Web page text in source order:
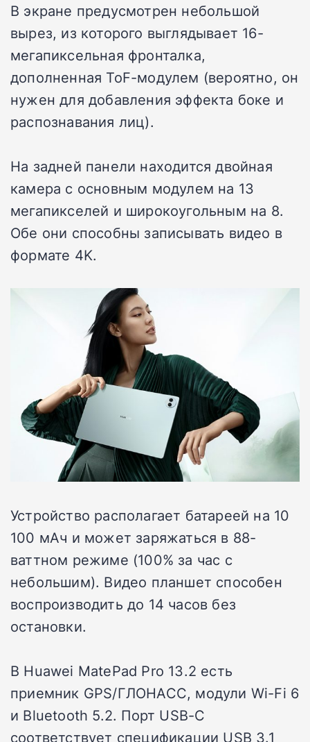
В экране предусмотрен небольшой
вырез, из которого выглядывает 16-
мегапиксельная фронталка,
дополненная ToF-модулем (вероятно, он
нужен для добавления эффекта боке и
распознавания лиц).
На задней панели находится двойная
камера с основным модулем на 13
мегапикселей и широкоугольным на 8.
Обе они способны записывать видео в
формате 4K.
Устройство располагает батареей на 10
100 мАч и может заряжаться в 88-
ваттном режиме (100% за час с
небольшим). Видео планшет способен
воспроизводить до 14 часов без
остановки.
В Huawei MatePad Pro 13.2 есть
приемник GPS/ГЛОНАСС, модули Wi-Fi 6
и Bluetooth 5.2. Порт USB-C
соответствует спецификации USB 3.1